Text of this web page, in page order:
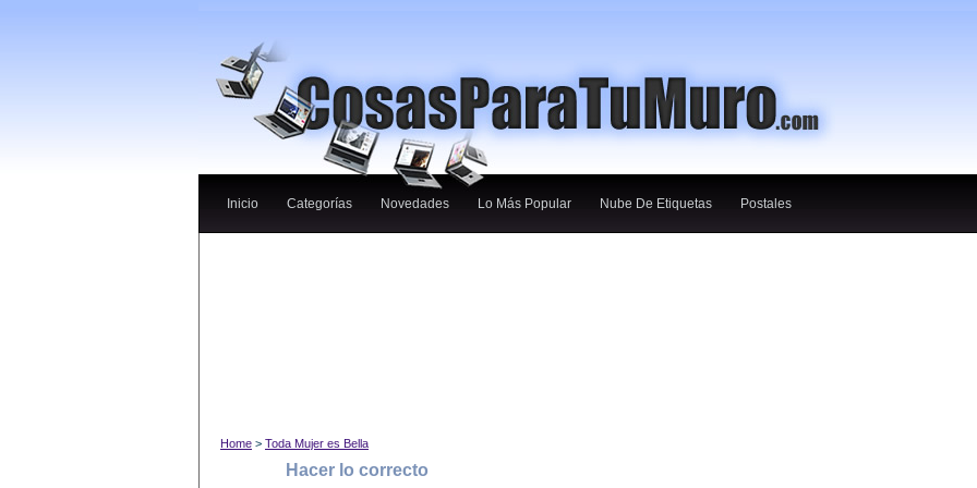
Inicio Categorías Novedades Lo Más Popular Nube De Etiquetas Postales
Home > Toda Mujer es Bella
Hacer lo correcto